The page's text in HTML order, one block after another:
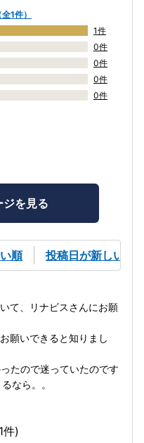
全1件）
1件
0件
0件
0件
0件
を見る
順 投稿日が新しい順
て、リナビスさんにお願
願いできると知りまし
たので迷っていたのです
なら。。
1件)